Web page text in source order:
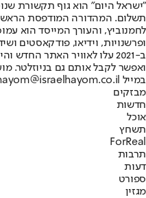
"ישראל היום" הוא גוף תקשורת
ופרשנויות, וידיאו, פודקאסטים
ב-2021 עלו לאוויר האתר
ואפשר לקבל אותם גם בניוזלטר.
במייל hayom@israelhayom.co.il.
מבזקים
חדשות
אוכל
תשחץ
ForReal
תרבות
דעות
ספורט
מגזין